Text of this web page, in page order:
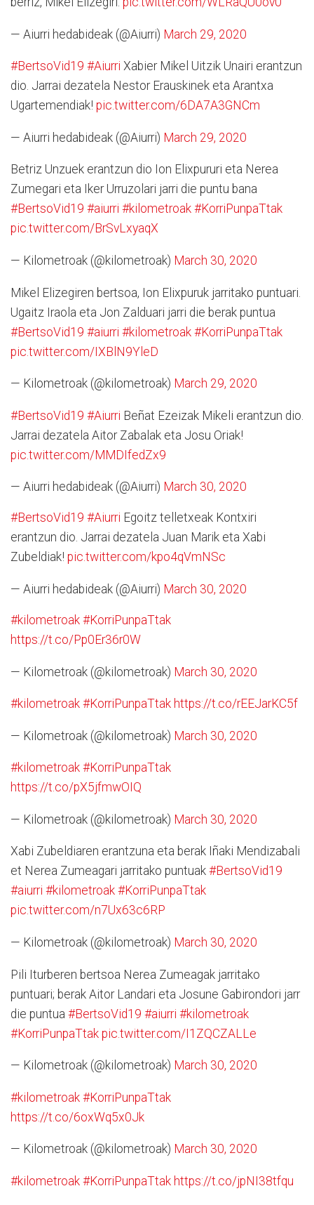
— Aiurri hedabideak (@Aiurri) March 29, 2020
#BertsoVid19 #Aiurri Xabier Mikel Uitzik Unairi erantzun
dio. Jarrai dezatela Nestor Erauskinek eta Arantxa
Ugartemendiak! pic.twitter.com/6DA7A3GNCm
— Aiurri hedabideak (@Aiurri) March 29, 2020
Betriz Unzuek erantzun dio Ion Elixpururi eta Nerea
Zumegari eta Iker Urruzolari jarri die puntu bana
#BertsoVid19 #aiurri #kilometroak #KorriPunpaTtak
pic.twitter.com/BrSvLxyaqX
— Kilometroak (@kilometroak) March 30, 2020
Mikel Elizegiren bertsoa, Ion Elixpuruk jarritako puntuari.
Ugaitz Iraola eta Jon Zalduari jarri die berak puntua
#BertsoVid19 #aiurri #kilometroak #KorriPunpaTtak
pic.twitter.com/IXBlN9YleD
— Kilometroak (@kilometroak) March 29, 2020
#BertsoVid19 #Aiurri Beñat Ezeizak Mikeli erantzun dio.
Jarrai dezatela Aitor Zabalak eta Josu Oriak!
pic.twitter.com/MMDIfedZx9
— Aiurri hedabideak (@Aiurri) March 30, 2020
#BertsoVid19 #Aiurri Egoitz telletxeak Kontxiri
erantzun dio. Jarrai dezatela Juan Marik eta Xabi
Zubeldiak! pic.twitter.com/kpo4qVmNSc
— Aiurri hedabideak (@Aiurri) March 30, 2020
#kilometroak #KorriPunpaTtak
https://t.co/Pp0Er36r0W
— Kilometroak (@kilometroak) March 30, 2020
#kilometroak #KorriPunpaTtak https://t.co/rEEJarKC5f
— Kilometroak (@kilometroak) March 30, 2020
#kilometroak #KorriPunpaTtak
https://t.co/pX5jfmwOIQ
— Kilometroak (@kilometroak) March 30, 2020
Xabi Zubeldiaren erantzuna eta berak Iñaki Mendizabali
et Nerea Zumeagari jarritako puntuak #BertsoVid19
#aiurri #kilometroak #KorriPunpaTtak
pic.twitter.com/n7Ux63c6RP
— Kilometroak (@kilometroak) March 30, 2020
Pili Iturberen bertsoa Nerea Zumeagak jarritako
puntuari; berak Aitor Landari eta Josune Gabirondori jarr
die puntua #BertsoVid19 #aiurri #kilometroak
#KorriPunpaTtak pic.twitter.com/I1ZQCZALLe
— Kilometroak (@kilometroak) March 30, 2020
#kilometroak #KorriPunpaTtak
https://t.co/6oxWq5x0Jk
— Kilometroak (@kilometroak) March 30, 2020
#kilometroak #KorriPunpaTtak https://t.co/jpNI38tfqu